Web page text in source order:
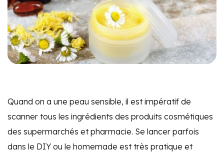
Quand on a une peau sensible, il est impératif de
scanner tous les ingrédients des produits cosmétiques
des supermarchés et pharmacie. Se lancer parfois
dans le DIY ou le homemade est très pratique et